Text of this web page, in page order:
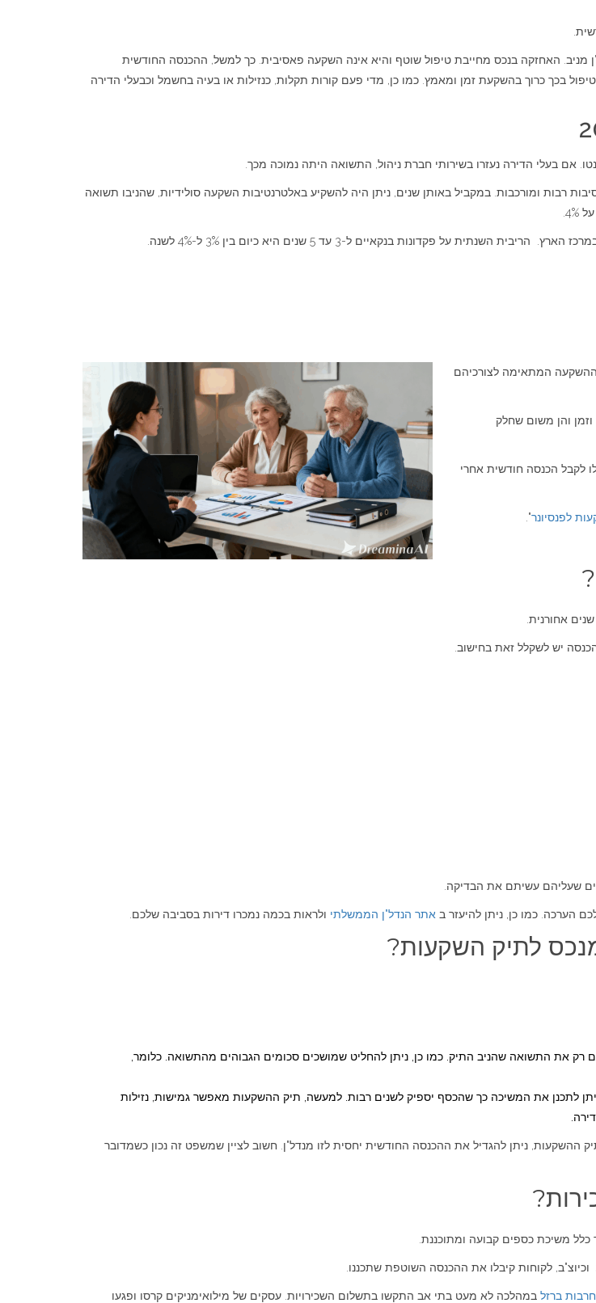
האחזקה בנכס מחייבת טיפול שוטף והיא אינה השקעה פאסיבית. כך למשל, ההכנסה החודשית
בכך כרוך בהשקעת זמן ומאמץ. כמו כן, מדי פעם קורות תקלות, כנזילות או בעיה בחשמל וכבעלי הדירה
רבות ומורכבות. במקביל באותן שנים, ניתן היה להשקיע באלטרנטיבות השקעה סולידיות, שהניבו תשואה
פקדונות בנקאיים ל-3 עד 5 שנים היא כיום בין 3% ל-4% לשנה.
המתאימה לצורכיהם
והן משום שחלק
לקבל הכנסה חודשית אחרי
".
אחורנית.
יש לשקלל זאת בחישוב.
שעליהם עשיתם את הבדיקה.
הערכה. כמו כן, ניתן להיעזר ב אתר הנדל"ן הממשלתי ולראות בכמה נמכרו דירות בסביבה שלכם.
לתיק השקעות?
רק את התשואה שהניב התיק. כמו כן, ניתן להחליט שמושכים סכומים הגבוהים מהתשואה. כלומר,
לתכנן את המשיכה כך שהכסף יספיק לשנים רבות. למעשה, תיק ההשקעות מאפשר גמישות, נזילות
ההשקעות, ניתן להגדיל את ההכנסה החודשית יחסית לזו מנדל"ן. חשוב לציין שמשפט זה נכון כשמדובר
משיכת כספים קבועה ומתוכננת.
ברזל במהלכה לא מעט בתי אב התקשו בתשלום השכירויות. עסקים של מילואימניקים קרסו ופגעו